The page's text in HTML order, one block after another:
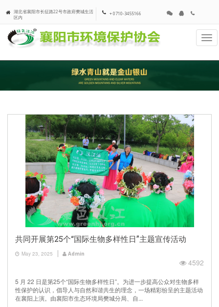
湖北省襄阳市长征路22号市政府樊城生活
区内
+ 0710-3455166
共同开展第25个“国际生物多样性日”主题宣传活动
May 23, 2025 Admin
4592
5 月 22 日是第25个“国际生物多样性日”。为进一步提高公众对生物多样
性保护的认识，倡导人与自然和谐共生的理念，一场精彩纷呈的主题活动
在襄阳上演。由襄阳市生态环境局樊城分局、自...